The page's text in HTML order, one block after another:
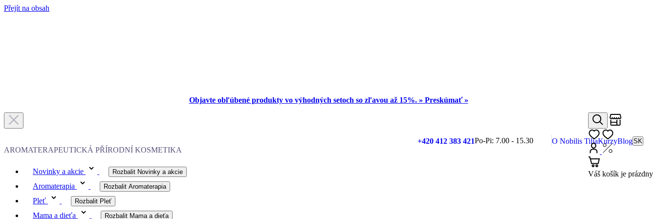
Přejít na obsah
Objavte obľúbené produkty vo výhodných setoch so zľavou až 15%. » Preskúmať »
AROMATERAPEUTICKÁ PŘÍRODNÍ KOSMETIKA
Novinky a akcie Rozbalit Novinky a akcie
Aromaterapia Rozbalit Aromaterapia
Pleť Rozbalit Pleť
Mama a dieťa Rozbalit Mama a dieťa
+420 412 383 421Po-Pi: 7.00 - 15.30 O Nobilis TiliaKurzyBlogSK
Hľadať
Prihlásiť
Nákup s DPH
Váš košík je prázdny